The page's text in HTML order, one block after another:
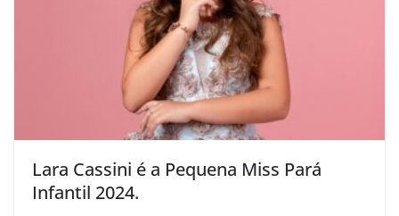
Lara Cassini é a Pequena Miss Pará
Infantil 2024.